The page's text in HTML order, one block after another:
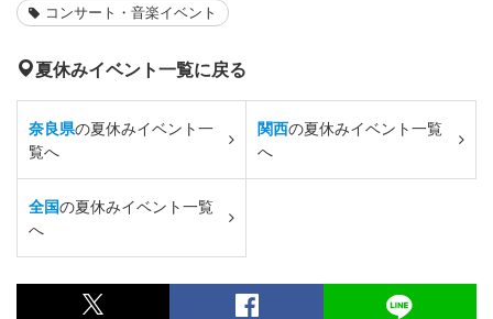
コンサート・音楽イベント
夏休みイベント一覧に戻る
奈良県の夏休みイベント一
覧へ
関西の夏休みイベント一覧
へ
全国の夏休みイベント一覧
へ